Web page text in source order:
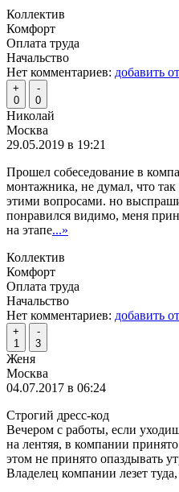
Коллектив
Комфорт
Оплата труда
Начальство
Нет комментариев: добавить
+
0
-
0
Николай
Москва
29.05.2019 в 19:21
Прошел собеседование в
монтажника, не думал, что так
этими вопросами. но
понравился видимо, меня
на этапе...»
Коллектив
Комфорт
Оплата труда
Начальство
Нет комментариев: добавить
+
1
-
3
Женя
Москва
04.07.2017 в 06:24
Строгий дресс-код
Вечером с работы, если
на лентяя, в компании
этом не принято опаздывать
Владелец компании лезет